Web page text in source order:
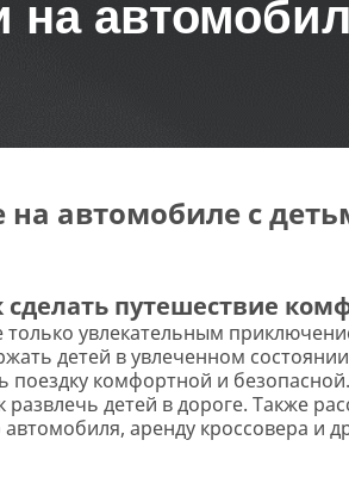
на
на автомобиле с
путешествие
только увлекательным
детей в увлеченном
комфортной и
детей в дороге. Также
аренду кроссовера и